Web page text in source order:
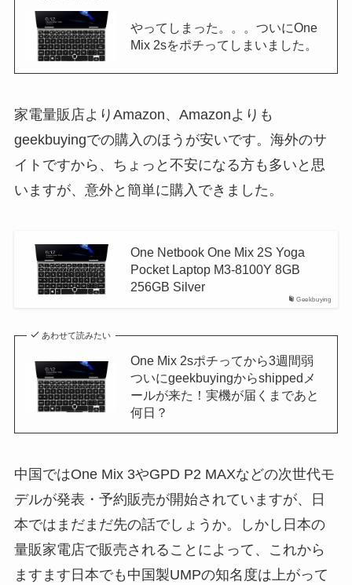
やってしまった。。。ついにOne
Mix 2sをポチってしまいました。
家電量販店よりAmazon、Amazonよりも
geekbuyingでの購入のほうが安いです。海外のサ
イトですから、ちょっと不安になる方も多いと思
いますが、意外と簡単に購入できました。
Geekbuying
One Netbook One Mix 2S Yoga
Pocket Laptop M3-8100Y 8GB
256GB Silver
あわせて読みたい
One Mix 2sポチってから3週間弱
ついにgeekbuyingからshippedメ
ールが来た！実機が届くまであと
何日？
中国ではOne Mix 3やGPD P2 MAXなどの次世代モ
デルが発表・予約販売が開始されていますが、日
本ではまだまだ先の話でしょうか。しかし日本の
量販家電店で販売されることによって、これから
ますます日本でも中国製UMPの知名度は上がって